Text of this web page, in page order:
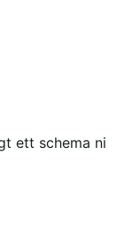
ett schema ni